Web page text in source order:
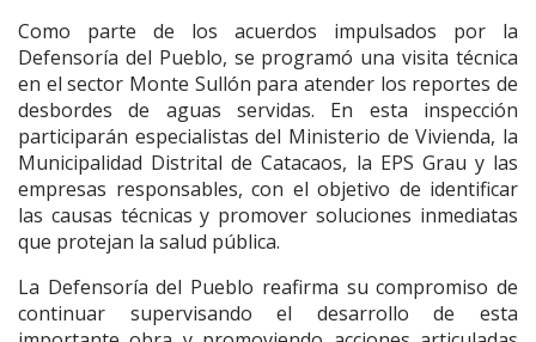
Como parte de los acuerdos impulsados por la
Defensoría del Pueblo, se programó una visita técnica
en el sector Monte Sullón para atender los reportes de
desbordes de aguas servidas. En esta inspección
participarán especialistas del Ministerio de Vivienda, la
Municipalidad Distrital de Catacaos, la EPS Grau y las
empresas responsables, con el objetivo de identificar
las causas técnicas y promover soluciones inmediatas
que protejan la salud pública.
La Defensoría del Pueblo reafirma su compromiso de
continuar supervisando el desarrollo de esta